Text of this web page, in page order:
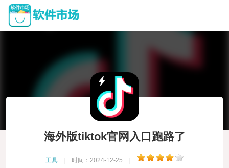
海外版tiktok官网入口跑路了
工具 时间：2024-12-25